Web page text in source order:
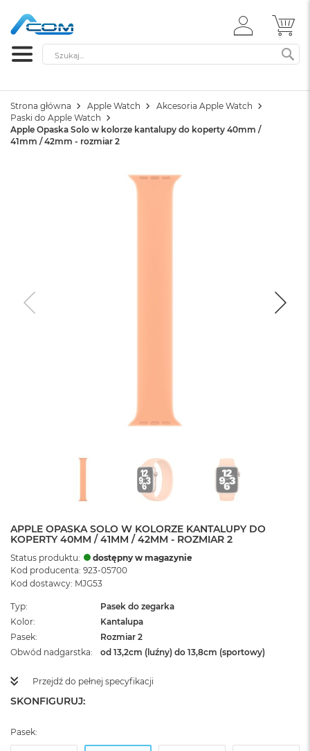
ZALOGUJ
SIĘ
Szukaj
Strona główna Apple Watch
Akcesoria Apple Watch
Paski do Apple Watch
Apple Opaska Solo w kolorze kantalupy do koperty 40mm /
41mm / 42mm - rozmiar 2
APPLE OPASKA SOLO W KOLORZE KANTALUPY DO
KOPERTY 40MM / 41MM / 42MM - ROZMIAR 2
Status produktu:
dostępny w magazynie
Kod producenta: 923-05700
Kod dostawcy: MJG53
Typ
Pasek do zegarka
Kolor
Kantalupa
Pasek
Rozmiar 2
Obwód nadgarstka
od 13,2cm (luźny) do 13,8cm (sportowy)
Przejdź do pełnej specyfikacji
SKONFIGURUJ:
Pasek: